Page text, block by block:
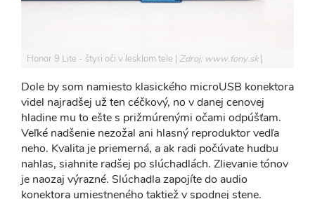
Honor 9 Lite - štyri oči v lesklom tele Zdroj: www.fony.sk
Dole by som namiesto klasického microUSB konektora
videl najradšej už ten céčkový, no v danej cenovej
hladine mu to ešte s prižmúrenými očami odpúšťam.
Veľké nadšenie nezožal ani hlasný reproduktor vedľa
neho. Kvalita je priemerná, a ak radi počúvate hudbu
nahlas, siahnite radšej po slúchadlách. Zlievanie tónov
je naozaj výrazné. Slúchadla zapojíte do audio
konektora umiestneného taktiež v spodnej stene.